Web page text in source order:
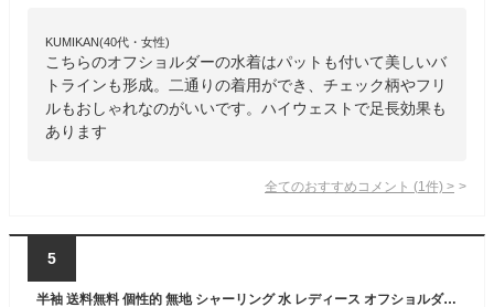
KUMIKAN(40代・女性)
こちらのオフショルダーの水着はパットも付いて美しいバ
トラインも形成。二通りの着用ができ、チェック柄やフリ
ルもおしゃれなのがいいです。ハイウェストで足長効果も
あります
全てのおすすめコメント (1 件) >
5
半袖 送料無料 個性的 無地 シャーリング 水 レディース オフショルダー 袖つき スイムウェア ビキニ フリル 体型カバー ドット